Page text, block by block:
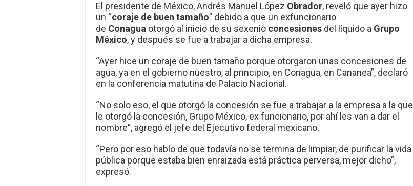
El presidente de México, Andrés Manuel López Obrador, reveló que ayer hizo
un “coraje de buen tamaño” debido a que un exfuncionario
de Conagua otorgó al inicio de su sexenio concesiones del líquido a Grupo
México, y después se fue a trabajar a dicha empresa.
“Ayer hice un coraje de buen tamaño porque otorgaron unas concesiones de
agua, ya en el gobierno nuestro, al principio, en Conagua, en Cananea”, declaró
en la conferencia matutina de Palacio Nacional.
“No solo eso, el que otorgó la concesión se fue a trabajar a la empresa a la que
le otorgó la concesión, Grupo México, ex funcionario, por ahí les van a dar el
nombre”, agregó el jefe del Ejecutivo federal mexicano.
“Pero por eso hablo de que todavía no se termina de limpiar, de purificar la vida
pública porque estaba bien enraizada está práctica perversa, mejor dicho”,
expresó.